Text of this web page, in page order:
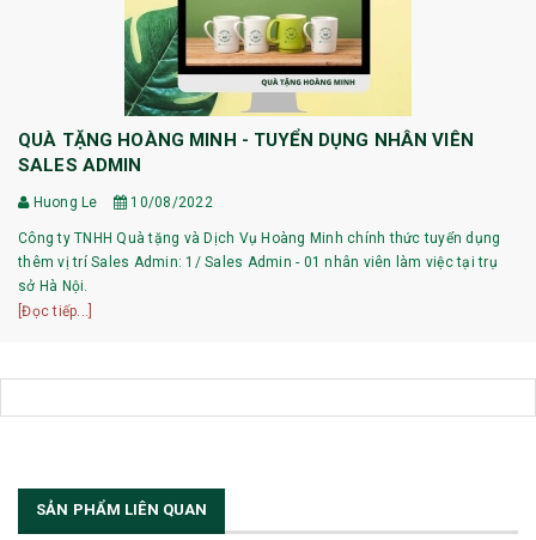
QUÀ TẶNG HOÀNG MINH - TUYỂN DỤNG NHÂN VIÊN
SALES ADMIN
Huong Le 10/08/2022
Công ty TNHH Quà tặng và Dịch Vụ Hoàng Minh chính thức tuyển dụng
thêm vị trí Sales Admin: 1/ Sales Admin - 01 nhân viên làm việc tại trụ
sở Hà Nội.
[Đọc tiếp...]
SẢN PHẨM LIÊN QUAN